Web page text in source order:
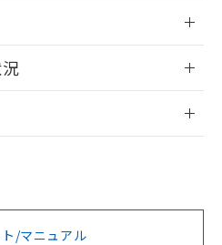
/会員登録
ただく前に、以下を必ずお読
例
/マニュアル
ておりました。
への在庫切替を完了
特段のことがない限
り割愛しておりま